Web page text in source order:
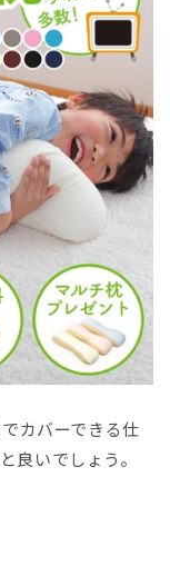
カバーできる仕
良いでしょう。